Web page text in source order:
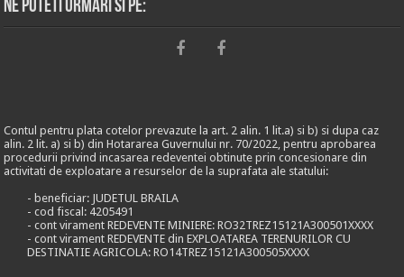
Ne puteti urmari si pe:
Contul pentru plata cotelor prevazute la art. 2 alin. 1 lit.a) si b) si dupa caz
alin. 2 lit. a) si b) din Hotararea Guvernului nr. 70/2022, pentru aprobarea
procedurii privind incasarea redeventei obtinute prin concesionare din
activitati de exploatare a resurselor de la suprafata ale statului:
- beneficiar: JUDETUL BRAILA
- cod fiscal: 4205491
- cont virament REDEVENTE MINIERE: RO32TREZ15121A300501XXXX
- cont virament REDEVENTE din EXPLOATAREA TERENURILOR CU
DESTINATIE AGRICOLA: RO14TREZ15121A300505XXXX